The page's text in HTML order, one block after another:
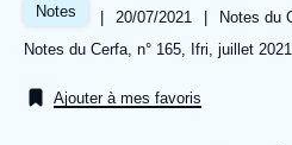
Notes |
Date
de
20/07/2021 |
Référence
taxonomie
collections
Notes du
Références
Notes du Cerfa, n° 165, Ifri, juillet 2021
Ajouter à mes favoris